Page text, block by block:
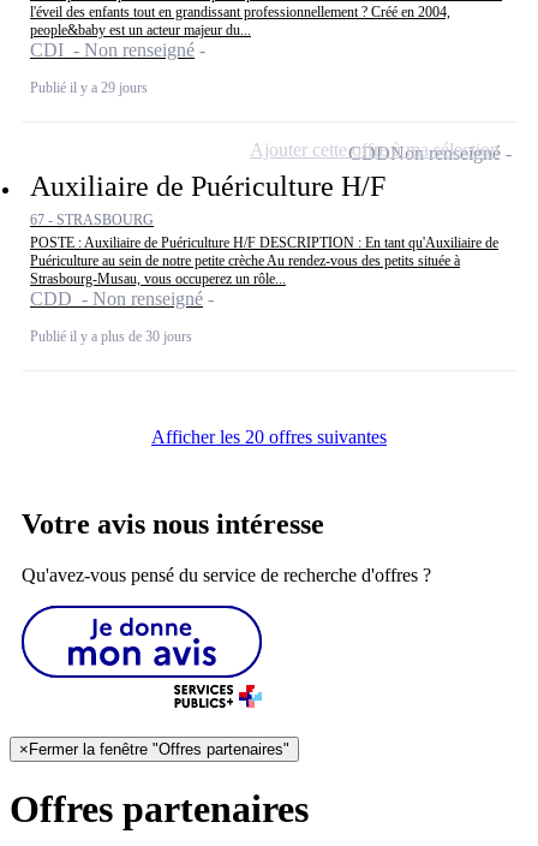
l'éveil des enfants tout en grandissant professionnellement ? Créé en 2004,
people&baby est un acteur majeur du...
CDI - Non renseigné
Publié il y a 29 jours
Auxiliaire de Puériculture H/F
67 - STRASBOURG
POSTE : Auxiliaire de Puériculture H/F DESCRIPTION : En tant qu'Auxiliaire de
Puériculture au sein de notre petite crèche Au rendez-vous des petits située à
Strasbourg-Musau, vous occuperez un rôle...
CDD - Non renseigné
Publié il y a plus de 30 jours
CDDNon renseigné
Ajouter cette offre à ma sélection
Afficher les 20 offres suivantes
Votre avis nous intéresse
Qu'avez-vous pensé du service de recherche d'offres ?
×Fermer la fenêtre "Offres partenaires"
Offres partenaires